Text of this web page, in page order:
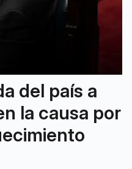
del país a
la causa por